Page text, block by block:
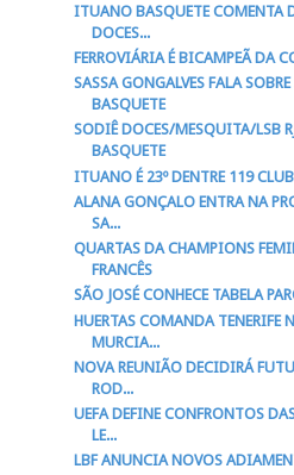
ITUANO BASQUETE COMENTA
DOCES...
FERROVIÁRIA É BICAMPEÃ DA
SASSA GONGALVES FALA
BASQUETE
SODIÊ DOCES/MESQUITA/LSB
BASQUETE
ITUANO É 23º DENTRE 119
ALANA GONÇALO ENTRA NA
SA...
QUARTAS DA CHAMPIONS
FRANCÊS
SÃO JOSÉ CONHECE TABELA
HUERTAS COMANDA TENERIFE
MURCIA...
NOVA REUNIÃO DECIDIRÁ
ROD...
UEFA DEFINE CONFRONTOS
LE...
LBF ANUNCIA NOVOS